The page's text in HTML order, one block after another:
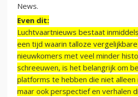
News.
Even dit:
Luchtvaartnieuws bestaat
een tijd waarin talloze
nieuwkomers met veel minder
schreeuwen, is het belangrijk om
platforms te hebben die niet alleen
maar ook perspectief en verhalen